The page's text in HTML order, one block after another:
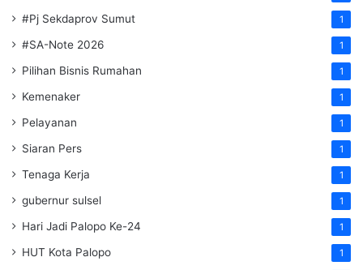
#Pj Sekdaprov Sumut 1
#SA-Note 2026 1
Pilihan Bisnis Rumahan 1
Kemenaker 1
Pelayanan 1
Siaran Pers 1
Tenaga Kerja 1
gubernur sulsel 1
Hari Jadi Palopo Ke-24 1
HUT Kota Palopo 1